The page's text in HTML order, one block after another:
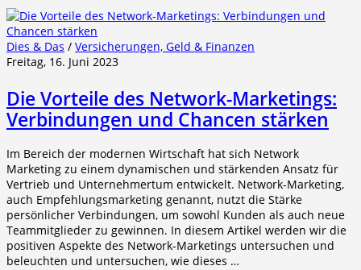
Dies & Das / Versicherungen, Geld & Finanzen
Freitag, 16. Juni 2023
Die Vorteile des Network-Marketings:
Verbindungen und Chancen stärken
Im Bereich der modernen Wirtschaft hat sich Network
Marketing zu einem dynamischen und stärkenden Ansatz für
Vertrieb und Unternehmertum entwickelt. Network-Marketing,
auch Empfehlungsmarketing genannt, nutzt die Stärke
persönlicher Verbindungen, um sowohl Kunden als auch neue
Teammitglieder zu gewinnen. In diesem Artikel werden wir die
positiven Aspekte des Network-Marketings untersuchen und
beleuchten und untersuchen, wie dieses …